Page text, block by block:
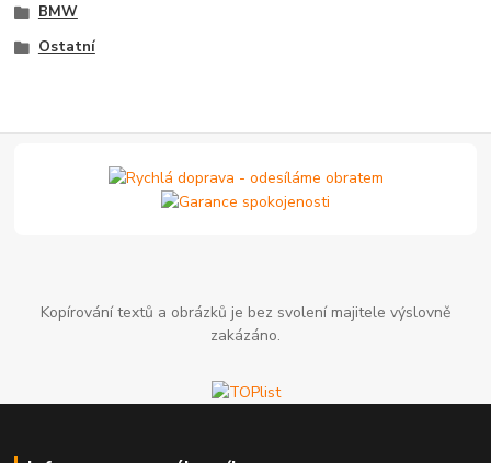
BMW
Ostatní
Kopírování textů a obrázků je bez svolení majitele výslovně
zakázáno.